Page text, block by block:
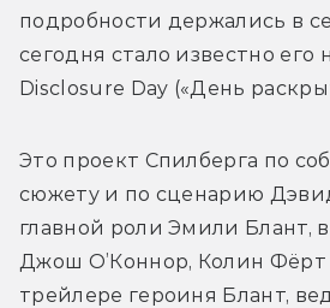
подробности держались в
сегодня стало известно его
Disclosure Day («День
Это проект Спилберга по
сюжету и по сценарию
главной роли Эмили Блант,
Джош О’Коннор, Колин Фёрт
трейлере героиня Блант,